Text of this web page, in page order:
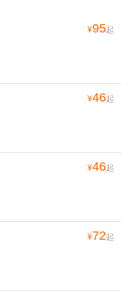
¥95起
¥46起
¥46起
¥72起